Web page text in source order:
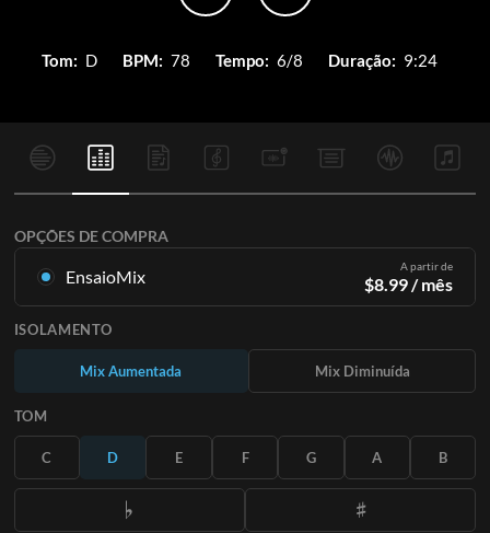
Tom: D BPM: 78 Tempo: 6/8 Duração: 9:24
OPÇÕES DE COMPRA
EnsaioMix A partir de
$8.99/ mês
todas as 12 tonalidades com mixagens Up e Minus para cada
parte mais a música original.
ASSINE
ISOLAMENTO
Mix Aumentada Mix Diminuída
TOM
C D E F G A B